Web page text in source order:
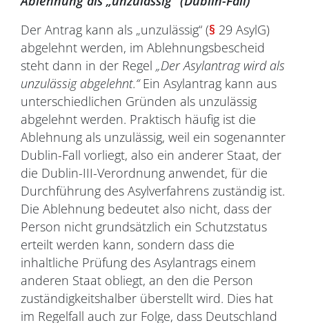
Der Antrag kann als „unzulässig“ (§ 29 AsylG)
abgelehnt werden, im Ablehnungsbescheid
steht dann in der Regel „Der Asylantrag wird als
unzulässig abgelehnt.“Ein Asylantrag kann aus
unterschiedlichen Gründen als unzulässig
abgelehnt werden. Praktisch häufig ist die
Ablehnung als unzulässig, weil ein sogenannter
Dublin-Fall vorliegt, also ein anderer Staat, der
die Dublin-III-Verordnung anwendet, für die
Durchführung des Asylverfahrens zuständig ist.
Die Ablehnung bedeutet also nicht, dass der
Person nicht grundsätzlich ein Schutzstatus
erteilt werden kann, sondern dass die
inhaltliche Prüfung des Asylantrags einem
anderen Staat obliegt, an den die Person
zuständigkeitshalber überstellt wird. Dies hat
im Regelfall auch zur Folge, dass Deutschland